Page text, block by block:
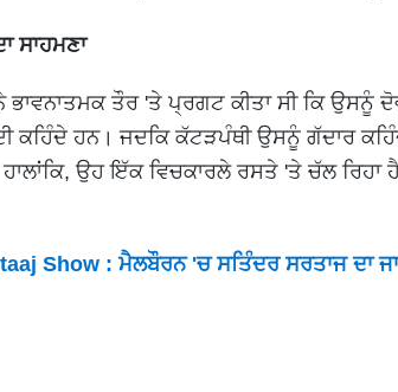
ਸਾਹਮਣਾ
ਭਾਵਨਾਤਮਕ ਤੌਰ 'ਤੇ ਪ੍ਰਗਟ ਕੀਤਾ ਸੀ ਕਿ ਉਸਨੂੰ
ਕਹਿੰਦੇ ਹਨ। ਜਦਕਿ ਕੱਟੜਪੰਥੀ ਉਸਨੂੰ ਗੱਦਾਰ
ਉਹ ਇੱਕ ਵਿਚਕਾਰਲੇ ਰਸਤੇ 'ਤੇ ਚੱਲ
Show : ਮੈਲਬੌਰਨ 'ਚ ਸਤਿੰਦਰ ਸਰਤਾਜ ਦਾ